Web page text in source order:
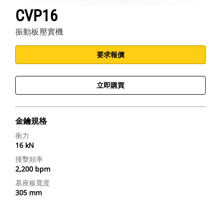
CVP16
振動板壓實機
要求報價
立即購買
金鑰規格
衝力
16 kN
撞擊頻率
2,200 bpm
基座板寬度
305 mm